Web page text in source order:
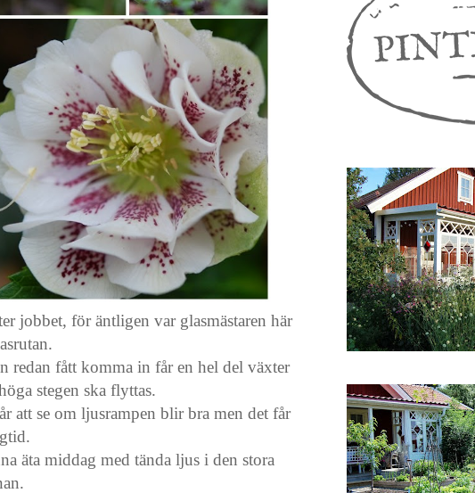
jobbet, för äntligen var glasmästaren här
redan fått komma in får en hel del växter
stegen ska flyttas.
att se om ljusrampen blir bra men det får
äta middag med tända ljus i den stora